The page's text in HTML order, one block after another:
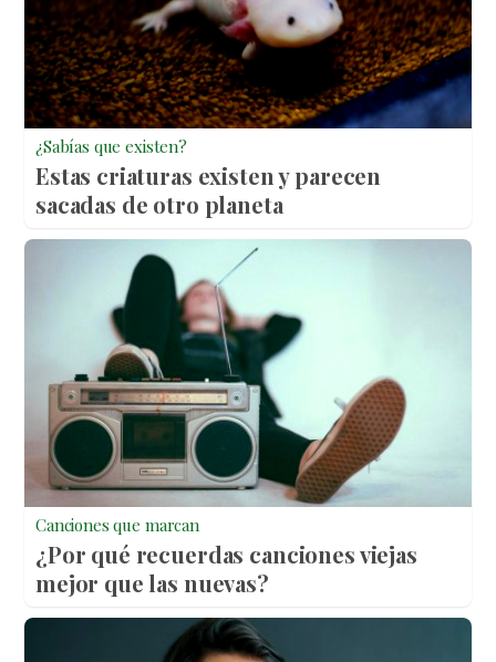
¿Sabías que existen?
Estas criaturas existen y parecen
sacadas de otro planeta
Canciones que marcan
¿Por qué recuerdas canciones viejas
mejor que las nuevas?